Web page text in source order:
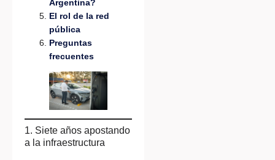
Argentina?
El rol de la red
pública
Preguntas
frecuentes
1. Siete años apostando
a la infraestructura